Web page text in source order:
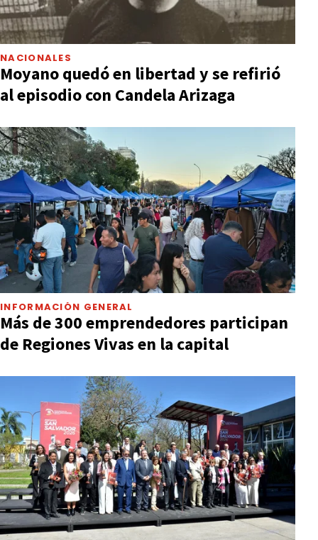
NACIONALES
Moyano quedó en libertad y se refirió
al episodio con Candela Arizaga
INFORMACIÓN GENERAL
Más de 300 emprendedores participan
de Regiones Vivas en la capital